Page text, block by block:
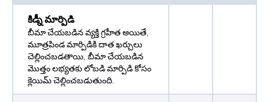
కిడ్నీ మార్పిడి
బీమా చేయబడిన వ్యక్తి గ్రహీత అయితే,
మూత్రపిండ మార్పిడికి దాత ఖర్చులు
చెల్లించబడతాయి, బీమా చేయబడిన
మొత్తం లభ్యతకు లోబడి మార్పిడి కోసం
క్లెయిమ్ చెల్లించబడుతుంది.